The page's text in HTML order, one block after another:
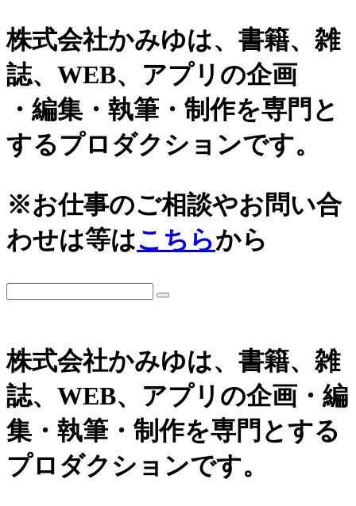
株式会社かみゆは、書籍、雑
誌、WEB、アプリの企画
・編集・執筆・制作を専門と
するプロダクションです。
※お仕事のご相談やお問い合
わせは等はこちらから
株式会社かみゆは、書籍、雑
誌、WEB、アプリの企画・編
集・執筆・制作を専門とする
プロダクションです。